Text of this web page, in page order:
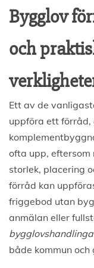
Bygglov
och
Ett av de
uppföra ett
ofta upp,
storlek, placering
förråd kan
friggebod utan
anmälan eller
både kommun och